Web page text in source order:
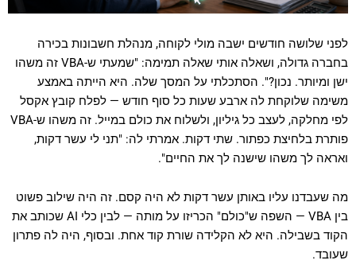
font_download סמן קישורים
לאפס
את
כל
האפשרויות
cached
לפני שלושה חודשים ישבה מולי לקוחה, מנהלת חשבונות בכירה
בחברה גדולה, ושאלה אותי שאלה תמימה: "שמעתי ש-VBA זה משהו
ישן ומיותר. נכון?". הסתכלתי על המסך שלה. היא הייתה באמצע
משימה שלוקחת לה ארבע שעות כל סוף חודש — לפלח קובץ אקסל
לפי מחלקה, לעצב כל גיליון, ולשלוח את כולם במייל. זה משהו ש-VBA
פותרת בלחיצת כפתור. שתי דקות. אמרתי לה: "תני לי עשר דקות,
ואראה לך משהו שישנה לך את החיים".
מה שעבדנו עליו באותן עשר דקות לא היה קסם. זה היה שילוב פשוט
בין VBA — השפה ש"כולם" הכריזו על מותה — לבין כלי AI שכותב את
הקוד בשבילה. היא לא הקלידה שורת קוד אחת. ובסוף, היה לה פתרון
שעובד.